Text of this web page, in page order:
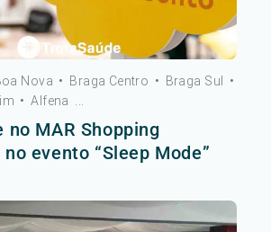
Nova • Braga Centro • Braga Sul •
• Alfena
no MAR Shopping
evento “Sleep Mode”